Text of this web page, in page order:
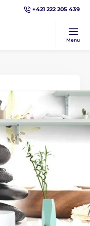
+421 222 205 439
Menu